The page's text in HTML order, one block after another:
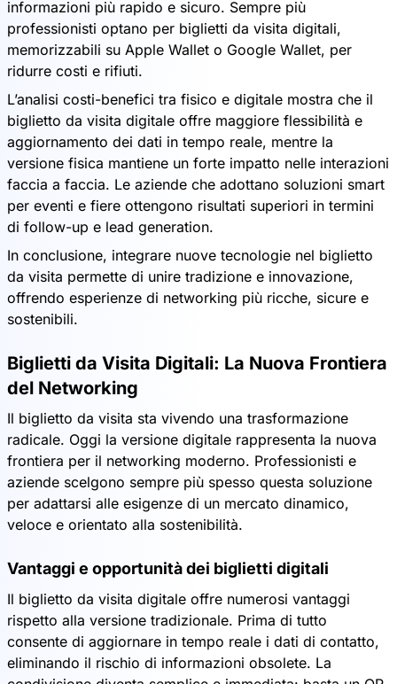
informazioni più rapido e sicuro. Sempre più
professionisti optano per biglietti da visita digitali,
memorizzabili su Apple Wallet o Google Wallet, per
ridurre costi e rifiuti.
L’analisi costi-benefici tra fisico e digitale mostra che il
biglietto da visita digitale offre maggiore flessibilità e
aggiornamento dei dati in tempo reale, mentre la
versione fisica mantiene un forte impatto nelle interazioni
faccia a faccia. Le aziende che adottano soluzioni smart
per eventi e fiere ottengono risultati superiori in termini
di follow-up e lead generation.
In conclusione, integrare nuove tecnologie nel biglietto
da visita permette di unire tradizione e innovazione,
offrendo esperienze di networking più ricche, sicure e
sostenibili.
Biglietti da Visita Digitali: La Nuova Frontiera
del Networking
Il biglietto da visita sta vivendo una trasformazione
radicale. Oggi la versione digitale rappresenta la nuova
frontiera per il networking moderno. Professionisti e
aziende scelgono sempre più spesso questa soluzione
per adattarsi alle esigenze di un mercato dinamico,
veloce e orientato alla sostenibilità.
Vantaggi e opportunità dei biglietti digitali
Il biglietto da visita digitale offre numerosi vantaggi
rispetto alla versione tradizionale. Prima di tutto
consente di aggiornare in tempo reale i dati di contatto,
eliminando il rischio di informazioni obsolete. La